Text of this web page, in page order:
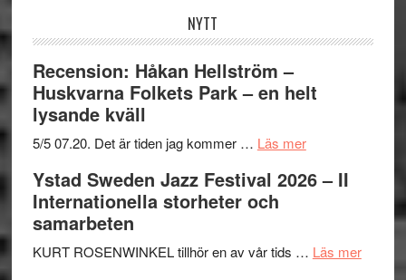
NYTT
Recension: Håkan Hellström –
Huskvarna Folkets Park – en helt
lysande kväll
5/5 07.20. Det är tiden jag kommer … Läs merom
Håkan
Huskvarna
Ystad Sweden Jazz Festival 2026 – II
Internationella storheter och
samarbeten
KURT ROSENWINKEL tillhör en av vår tids … Läs merom